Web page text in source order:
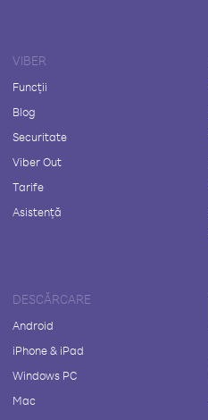
VIBER
Funcții
Blog
Securitate
Viber Out
Tarife
Asistență
DESCĂRCARE
Android
iPhone & iPad
Windows PC
Mac